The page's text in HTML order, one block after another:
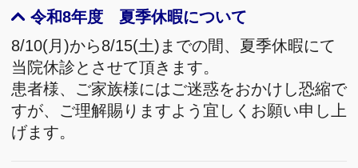
令和8年度 夏季休暇について
8/10(月)から8/15(土)までの間、夏季休暇にて
当院休診とさせて頂きます。
患者様、ご家族様にはご迷惑をおかけし恐縮で
すが、ご理解賜りますよう宜しくお願い申し上
げます。